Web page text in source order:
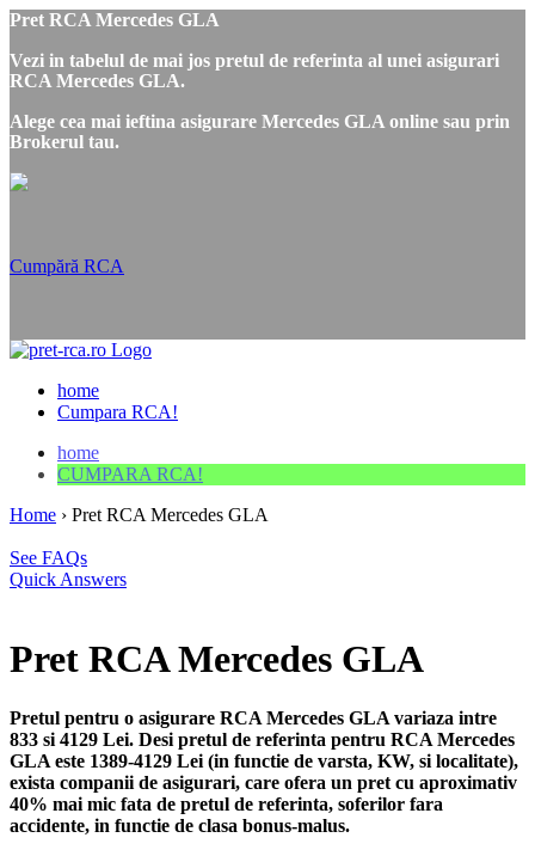
Pret RCA Mercedes GLA
Vezi in tabelul de mai jos pretul de referinta al unei asigurari
RCA Mercedes GLA.
Alege cea mai ieftina asigurare Mercedes GLA online sau prin
Brokerul tau.
Cumpără RCA
home
Cumpara RCA!
home
CUMPARA RCA!
Home › Pret RCA Mercedes GLA
See FAQs
Quick Answers
Pret RCA Mercedes GLA
Pretul pentru o asigurare RCA Mercedes GLA variaza intre
833 si 4129 Lei. Desi pretul de referinta pentru RCA Mercedes
GLA este 1389-4129 Lei (in functie de varsta, KW, si localitate),
exista companii de asigurari, care ofera un pret cu aproximativ
40% mai mic fata de pretul de referinta, soferilor fara
accidente, in functie de clasa bonus-malus.